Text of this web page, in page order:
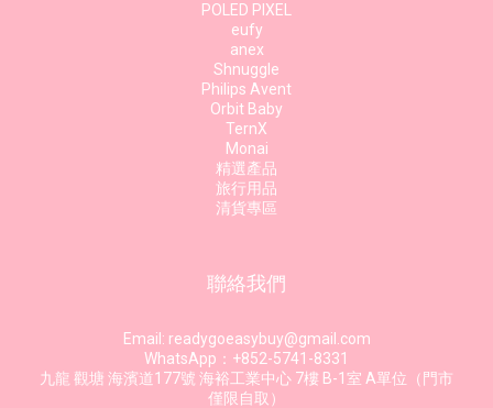
POLED PIXEL
eufy
anex
Shnuggle
Philips Avent
Orbit Baby
TernX
Monai
精選產品
旅行用品
清貨專區
聯絡我們
Email: readygoeasybuy@gmail.com
WhatsApp：+852-5741-8331
九龍 觀塘 海濱道177號 海裕工業中心 7樓 B-1室 A單位（門市
僅限自取）